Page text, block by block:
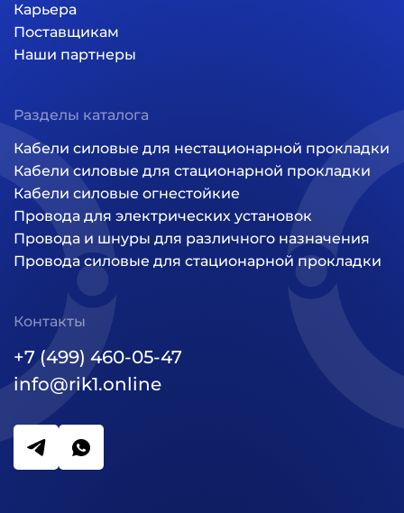
Карьера
Поставщикам
Наши партнеры
Разделы каталога
Кабели силовые для нестационарной прокладки
Кабели силовые для стационарной прокладки
Кабели силовые огнестойкие
Провода для электрических установок
Провода и шнуры для различного назначения
Провода силовые для стационарной прокладки
Контакты
+7 (499) 460-05-47
info@rik1.online